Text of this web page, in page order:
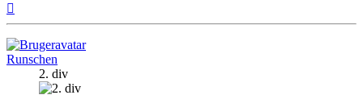
Runschen
2. div